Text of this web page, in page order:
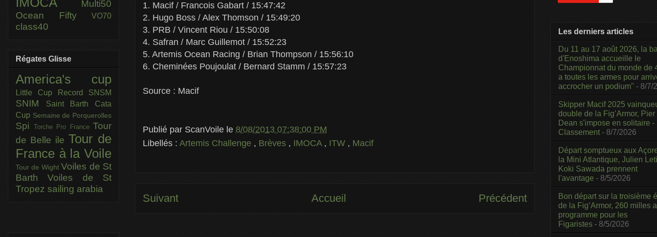
1. Macif / Francois Gabart / 15:47:42
2. Hugo Boss / Alex Thomson / 15:49:20
3. PRB / Vincent Riou / 15:50:08
4. Safran / Marc Guillemot / 15:52:23
5. Artemis Ocean Racing / Brian Thompson / 15:56:10
6. Cheminées Poujoulat / Bernard Stamm / 15:57:23
Source : Macif
Publié par ScanVoile le 8/08/2013 07:38:00 PM
Libellés : Artemis Challenge , Brèves , IMOCA , ITW , Macif
Suivant Précédent
Accueil
Multi50
Ocean Fifty
VO70
class40
Régates Glisse
America's cup
Little Cup Record SNSM
SNIM
Saint Barth Cata
Cup Semaine de Porquerolles
Spi Torche Pro France Tour
de Belle ile Tour de
France à la Voile
Tour de Wight Voiles de St
BarthVoiles de St
Tropez sailing arabia
Les derniers articles
Du 11 au 17 août 2026, la
d'Enoshima accueille le
Championnat du monde de
a toutes les armes pour
accrocher un podium" - 8/7/
Skipper Macif 2025
double de la Fig’Armor,
Dean s'impose en solitaire -
Classement - 8/7/2026
Départ somptueux aux
la Mini Atlantique, Julien
Koki Sawada prennent
l'avantage - 8/5/2026
Bon départ sur la troisième
de la Fig’Armor, 260 milles
programme pour les
Figaristes - 8/5/2026